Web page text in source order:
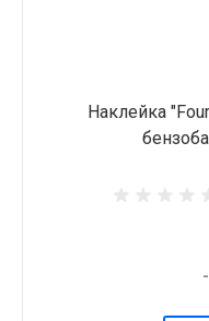
Наклейка
-